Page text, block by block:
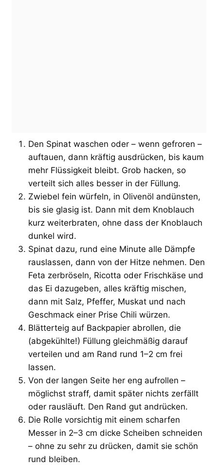
Den Spinat waschen oder – wenn gefroren –
auftauen, dann kräftig ausdrücken, bis kaum
mehr Flüssigkeit bleibt. Grob hacken, so
verteilt sich alles besser in der Füllung.
Zwiebel fein würfeln, in Olivenöl andünsten,
bis sie glasig ist. Dann mit dem Knoblauch
kurz weiterbraten, ohne dass der Knoblauch
dunkel wird.
Spinat dazu, rund eine Minute alle Dämpfe
rauslassen, dann von der Hitze nehmen. Den
Feta zerbröseln, Ricotta oder Frischkäse und
das Ei dazugeben, alles kräftig mischen,
dann mit Salz, Pfeffer, Muskat und nach
Geschmack einer Prise Chili würzen.
Blätterteig auf Backpapier abrollen, die
(abgekühlte!) Füllung gleichmäßig darauf
verteilen und am Rand rund 1–2 cm frei
lassen.
Von der langen Seite her eng aufrollen –
möglichst straff, damit später nichts zerfällt
oder rausläuft. Den Rand gut andrücken.
Die Rolle vorsichtig mit einem scharfen
Messer in 2–3 cm dicke Scheiben schneiden
– ohne zu sehr zu drücken, damit sie schön
rund bleiben.